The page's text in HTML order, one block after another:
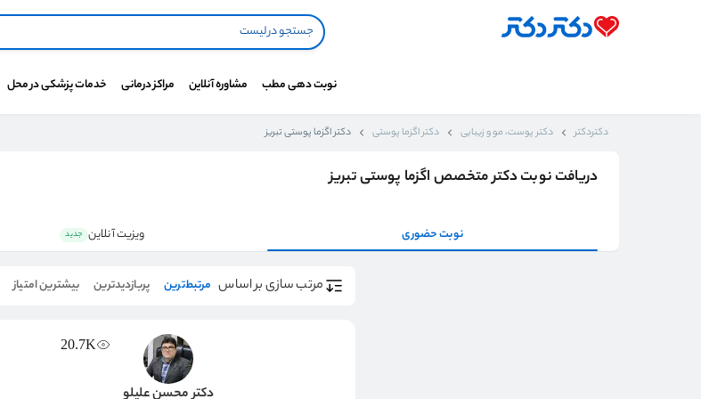
نوبت دهی مطب مشاوره آنلاین مراکز درمانی خدمات پزشکی در محل
دکتردکتر دکتر پوست، مو و زیبایی دکتر اگزما پوستی دکتر اگزما پوستی تبریز
دریافت نوبت دکتر متخصص اگزما پوستی تبریز
نوبت حضوری ویزیت آنلاین جدید
مرتب سازی بر اساس مرتبط‌ترین پربازدیدترین بیشترین امتیاز
20.7K
دکتر محسن علیلو